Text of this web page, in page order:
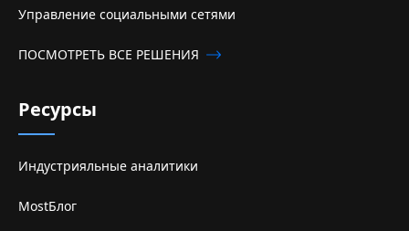
Управление социальными сетями
ПОСМОТРЕТЬ ВСЕ РЕШЕНИЯ
Ресурсы
Индустрияльные аналитики
MostБлог